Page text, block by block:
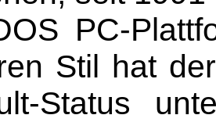
PC-
Stil hat
Status